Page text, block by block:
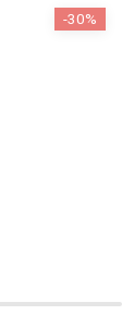
-30%